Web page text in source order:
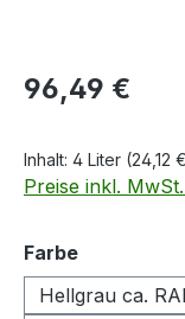
Regulärer Preis:
96,49 €
Inhalt: 4 Liter (24,12
Preise inkl.
Farbeauswählen
Hellgrau ca.